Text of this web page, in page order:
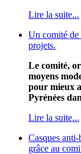
Lire la suite...
Un comité de
projets.
Le comité,
moyens
pour mieux
Pyrénées
Lire la suite...
Casques
grâce au